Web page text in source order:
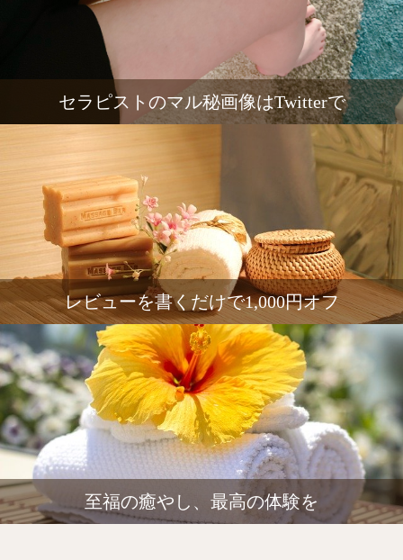
セラピストのマル秘画像はTwitterで
レビューを書くだけで1,000円オフ
至福の癒やし、最高の体験を